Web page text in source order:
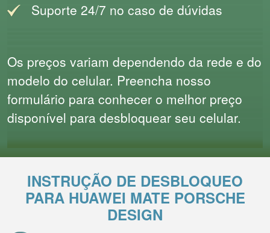
Suporte 24/7 no caso de dúvidas
Os preços variam dependendo da rede e do
modelo do celular. Preencha nosso
formulário para conhecer o melhor preço
disponível para desbloquear seu celular.
INSTRUÇÃO DE DESBLOQUEO
PARA HUAWEI MATE PORSCHE
DESIGN